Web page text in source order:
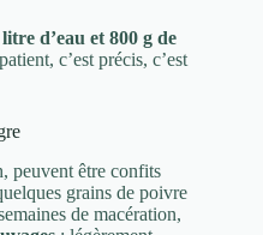
d’eau et 800 g de
c’est précis, c’est
peuvent être confits
grains de poivre
de macération,